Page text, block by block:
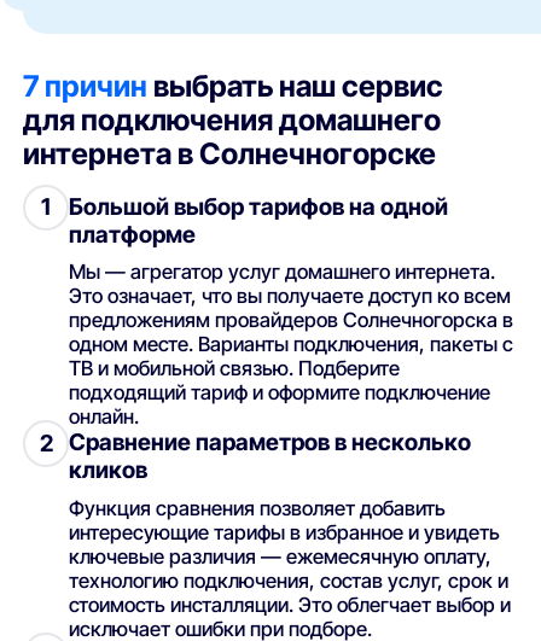
7 причин выбрать наш сервис
для подключения домашнего
интернета в Солнечногорске
1
Большой выбор тарифов на одной
платформе
Мы — агрегатор услуг домашнего интернета.
Это означает, что вы получаете доступ ко всем
предложениям провайдеров Солнечногорска в
одном месте. Варианты подключения, пакеты с
ТВ и мобильной связью. Подберите
подходящий тариф и оформите подключение
онлайн.
2 Сравнение параметров в несколько
кликов
Функция сравнения позволяет добавить
интересующие тарифы в избранное и увидеть
ключевые различия — ежемесячную оплату,
технологию подключения, состав услуг, срок и
стоимость инсталляции. Это облегчает выбор и
исключает ошибки при подборе.